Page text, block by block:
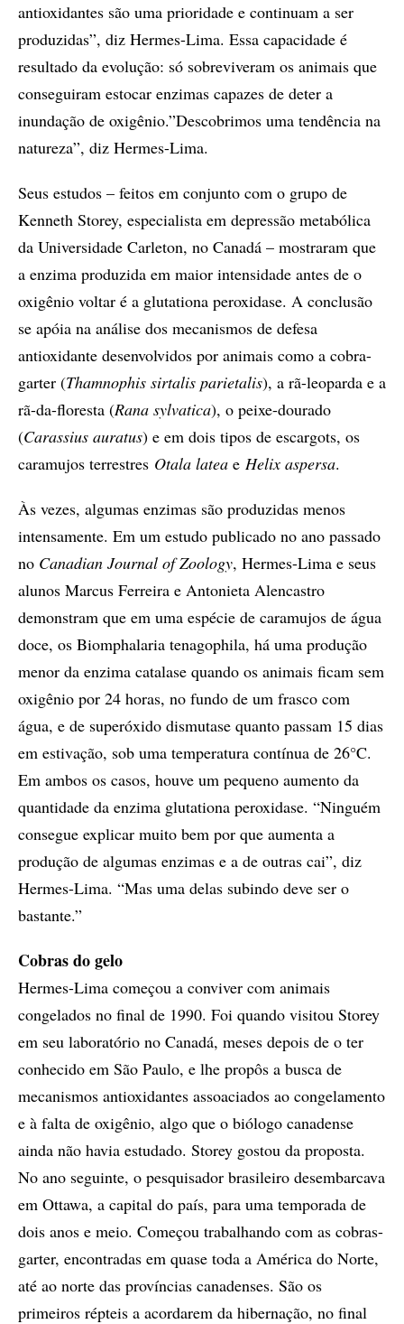
antioxidantes são uma prioridade e continuam a ser
produzidas”, diz Hermes-Lima. Essa capacidade é
resultado da evolução: só sobreviveram os animais que
conseguiram estocar enzimas capazes de deter a
inundação de oxigênio.”Descobrimos uma tendência na
natureza”, diz Hermes-Lima.
Seus estudos – feitos em conjunto com o grupo de
Kenneth Storey, especialista em depressão metabólica
da Universidade Carleton, no Canadá – mostraram que
a enzima produzida em maior intensidade antes de o
oxigênio voltar é a glutationa peroxidase. A conclusão
se apóia na análise dos mecanismos de defesa
antioxidante desenvolvidos por animais como a cobra-
garter (Thamnophis sirtalis parietalis), a rã-leoparda e a
rã-da-floresta (Rana sylvatica), o peixe-dourado
(Carassius auratus) e em dois tipos de escargots, os
caramujos terrestres Otala latea e Helix aspersa.
Às vezes, algumas enzimas são produzidas menos
intensamente. Em um estudo publicado no ano passado
no Canadian Journal of Zoology, Hermes-Lima e seus
alunos Marcus Ferreira e Antonieta Alencastro
demonstram que em uma espécie de caramujos de água
doce, os Biomphalaria tenagophila, há uma produção
menor da enzima catalase quando os animais ficam sem
oxigênio por 24 horas, no fundo de um frasco com
água, e de superóxido dismutase quanto passam 15 dias
em estivação, sob uma temperatura contínua de 26°C.
Em ambos os casos, houve um pequeno aumento da
quantidade da enzima glutationa peroxidase. “Ninguém
consegue explicar muito bem por que aumenta a
produção de algumas enzimas e a de outras cai”, diz
Hermes-Lima. “Mas uma delas subindo deve ser o
bastante.”
Cobras do gelo
Hermes-Lima começou a conviver com animais
congelados no final de 1990. Foi quando visitou Storey
em seu laboratório no Canadá, meses depois de o ter
conhecido em São Paulo, e lhe propôs a busca de
mecanismos antioxidantes assoaciados ao congelamento
e à falta de oxigênio, algo que o biólogo canadense
ainda não havia estudado. Storey gostou da proposta.
No ano seguinte, o pesquisador brasileiro desembarcava
em Ottawa, a capital do país, para uma temporada de
dois anos e meio. Começou trabalhando com as cobras-
garter, encontradas em quase toda a América do Norte,
até ao norte das províncias canadenses. São os
primeiros répteis a acordarem da hibernação, no final